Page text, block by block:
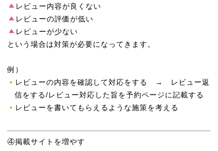
レビュー内容が良くない
レビューの評価が低い
レビューが少ない
という場合は対策が必要になってきます。
例）
レビューの内容を確認して対応をする → レビュー返
信をする/レビュー対応した旨を予約ページに記載する
レビューを書いてもらえるような施策を考える
④掲載サイトを増やす